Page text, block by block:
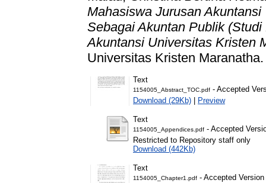
Mahasiswa Jurusan
Sebagai Akuntan Publik
Akuntansi Universitas Kristen
Universitas Kristen Maranatha.
Text
1154005_Abstract_TOC.pdf - Accepted
Download (29Kb) | Preview
Text
1154005_Appendices.pdf - Accepted
Restricted to Repository staff only
Download (442Kb)
Text
1154005_Chapter1.pdf - Accepted Version